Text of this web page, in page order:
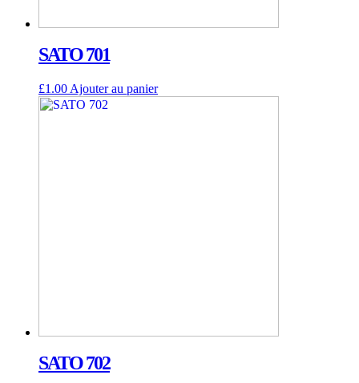
SATO 701
£1.00 Ajouter au panier
SATO 702